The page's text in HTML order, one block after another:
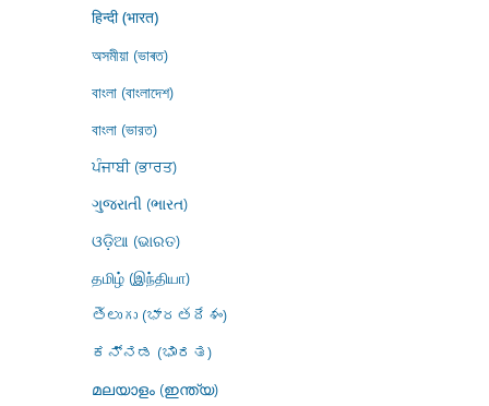
हिन्दी (भारत)
অসমীয়া (ভাৰত)
বাংলা (বাংলাদেশ)
বাংলা (ভারত)
ਪੰਜਾਬੀ (ਭਾਰਤ)
ગુજરાતી (ભારત)
ଓଡ଼ିଆ (ଭାରତ)
தமிழ் (இந்தியா)
తెలుగు (భారతదేశం)
ಕನ್ನಡ (ಭಾರತ)
മലയാളം (ഇന്ത്യ)